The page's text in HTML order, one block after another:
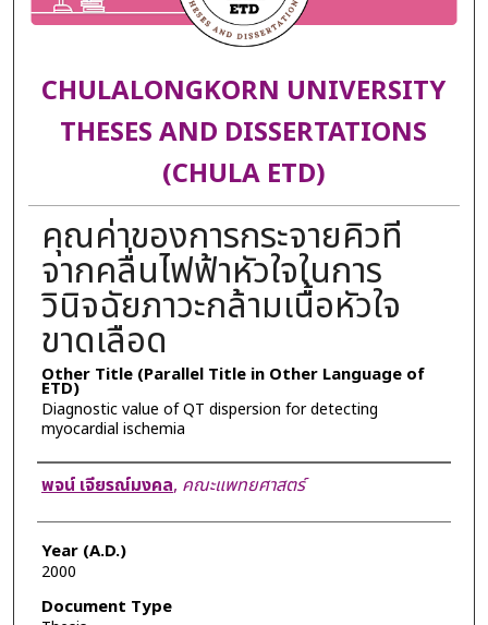
CHULALONGKORN UNIVERSITY
THESES AND DISSERTATIONS
(CHULA ETD)
คุณค่าของการกระจายคิวที
จากคลื่นไฟฟ้าหัวใจในการ
วินิจฉัยภาวะกล้ามเนื้อหัวใจ
ขาดเลือด
Other Title (Parallel Title in Other Language of
ETD)
Diagnostic value of QT dispersion for detecting
myocardial ischemia
Author
พจน์ เจียรณ์มงคล, คณะแพทยศาสตร์
Year (A.D.)
2000
Document Type